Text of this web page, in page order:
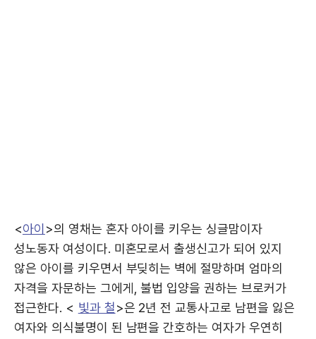
<아이 >의 영채는 혼자 아이를 키우는 싱글맘이자
성노동자 여성이다. 미혼모로서 출생신고가 되어 있지
않은 아이를 키우면서 부딪히는 벽에 절망하며 엄마의
자격을 자문하는 그에게, 불법 입양을 권하는 브로커가
접근한다. < 빛과 철>은 2년 전 교통사고로 남편을 잃은
여자와 의식불명이 된 남편을 간호하는 여자가 우연히